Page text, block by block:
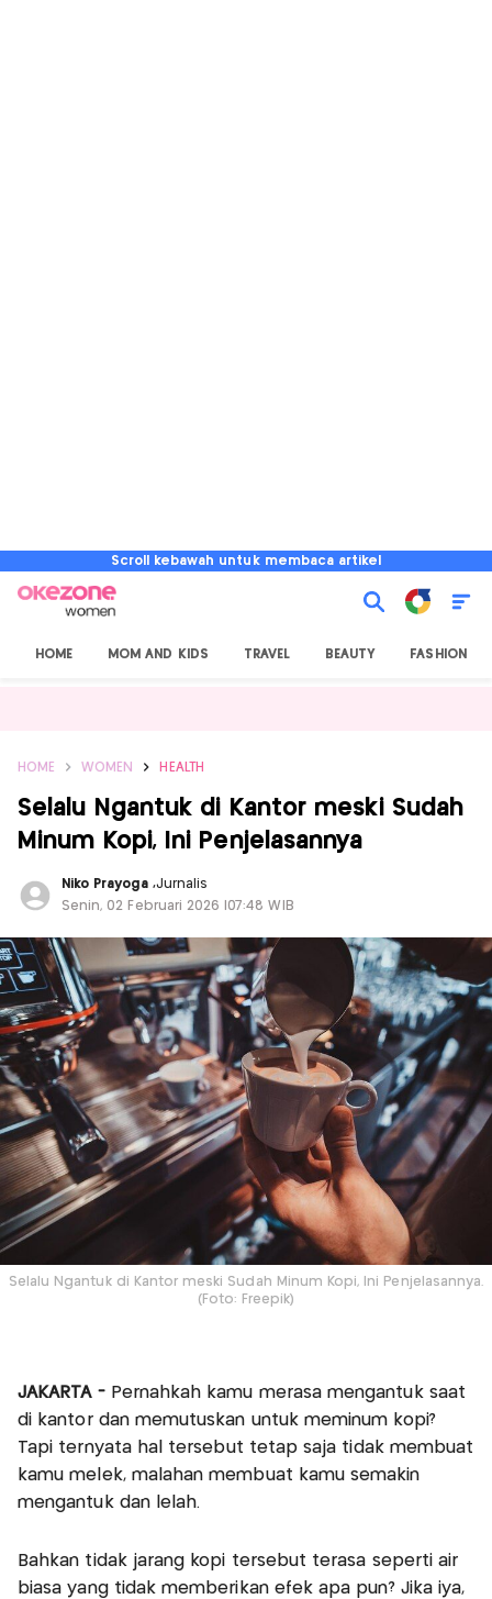
Scroll kebawah untuk membaca artikel
HOME MOM AND KIDS TRAVEL BEAUTY FASHION
HOME WOMEN HEALTH
Selalu Ngantuk di Kantor meski Sudah
Minum Kopi, Ini Penjelasannya
Niko Prayoga ,Jurnalis
Senin, 02 Februari 2026 |07:48 WIB
Selalu Ngantuk di Kantor meski Sudah Minum Kopi, Ini Penjelasannya.
(Foto: Freepik)
JAKARTA - Pernahkah kamu merasa mengantuk saat
di kantor dan memutuskan untuk meminum kopi?
Tapi ternyata hal tersebut tetap saja tidak membuat
kamu melek, malahan membuat kamu semakin
mengantuk dan lelah.
Bahkan tidak jarang kopi tersebut terasa seperti air
biasa yang tidak memberikan efek apa pun? Jika iya,